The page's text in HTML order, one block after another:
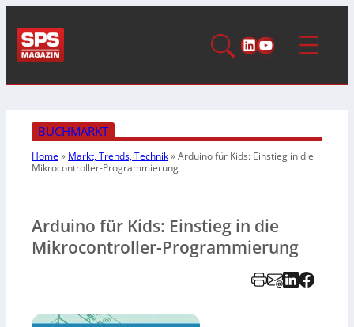
LinkedIn
YouTube
BUCHMARKT
Home» Markt, Trends, Technik»Arduino für Kids: Einstieg in die
Mikrocontroller-Programmierung
Arduino für Kids: Einstieg in die
Mikrocontroller-Programmierung